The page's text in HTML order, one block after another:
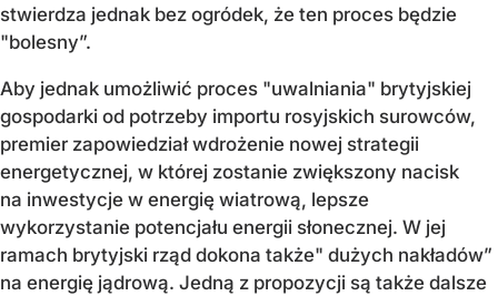
stwierdza jednak bez ogródek, że ten proces będzie
"bolesny”.
Aby jednak umożliwić proces "uwalniania" brytyjskiej
gospodarki od potrzeby importu rosyjskich surowców,
premier zapowiedział wdrożenie nowej strategii
energetycznej, w której zostanie zwiększony nacisk
na inwestycje w energię wiatrową, lepsze
wykorzystanie potencjału energii słonecznej. W jej
ramach brytyjski rząd dokona także" dużych nakładów”
na energię jądrową. Jedną z propozycji są także dalsze